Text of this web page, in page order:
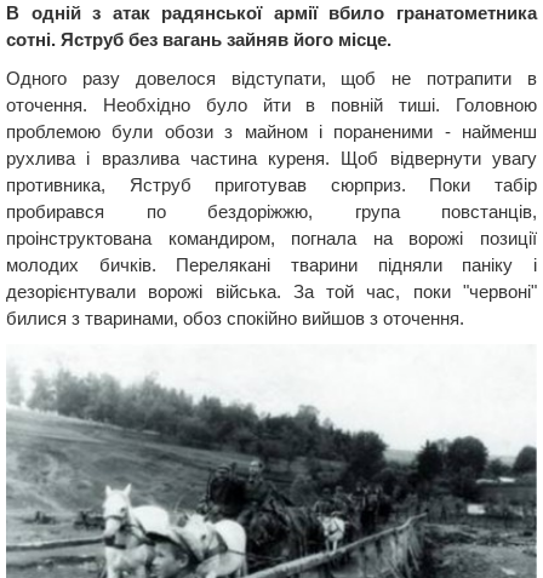
В одній з атак радянської армії вбило гранатометника
сотні. Яструб без вагань зайняв його місце.
Одного разу довелося відступати, щоб не потрапити в
оточення. Необхідно було йти в повній тиші. Головною
проблемою були обози з майном і пораненими - найменш
рухлива і вразлива частина куреня. Щоб відвернути увагу
противника, Яструб приготував сюрприз. Поки табір
пробирався по бездоріжжю, група повстанців,
проінструктована командиром, погнала на ворожі позиції
молодих бичків. Перелякані тварини підняли паніку і
дезорієнтували ворожі війська. За той час, поки "червоні"
билися з тваринами, обоз спокійно вийшов з оточення.